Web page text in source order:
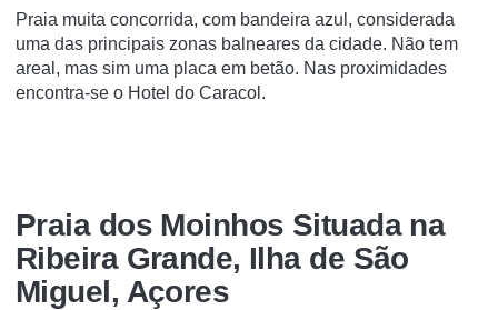
Praia muita concorrida, com bandeira azul, considerada
uma das principais zonas balneares da cidade. Não tem
areal, mas sim uma placa em betão. Nas proximidades
encontra-se o Hotel do Caracol.
Praia dos Moinhos Situada na
Ribeira Grande, Ilha de São
Miguel, Açores